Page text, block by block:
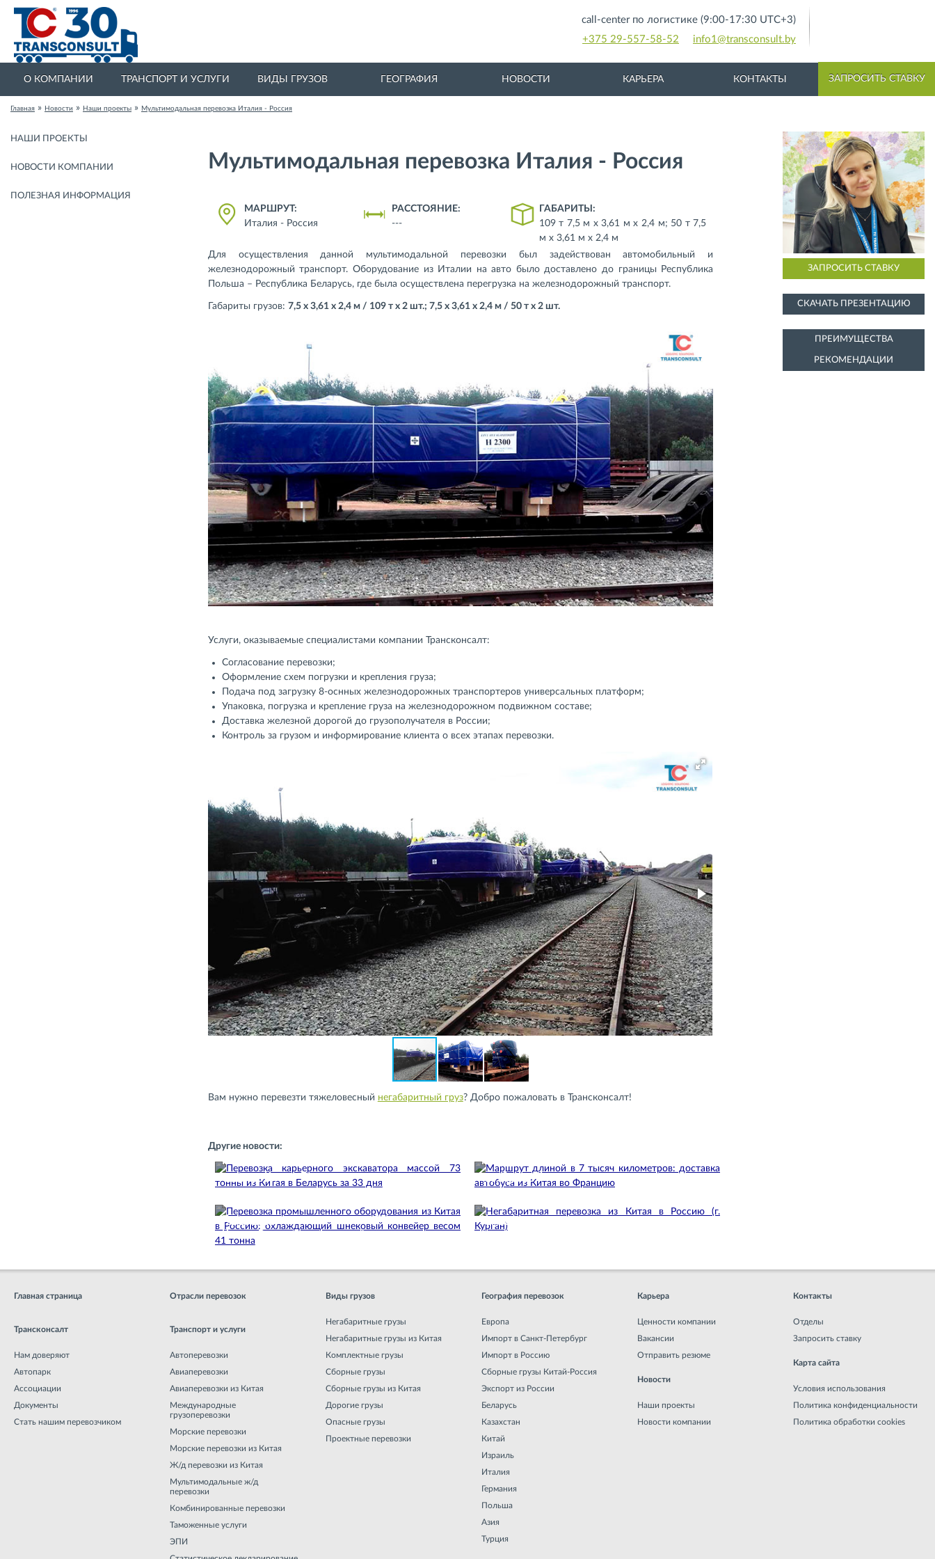
call-center по логистике (9:00-17:30 UTC+3)
+375 29-557-58-52
info1@transconsult.by
О КОМПАНИИ ТРАНСПОРТ И УСЛУГИ ВИДЫ ГРУЗОВ ГЕОГРАФИЯ НОВОСТИ КАРЬЕРА КОНТАКТЫ ЗАПРОСИТЬ СТАВКУ
Главная » Новости » Наши проекты » Мультимодальная перевозка Италия - Россия
НАШИ ПРОЕКТЫ
НОВОСТИ КОМПАНИИ
ПОЛЕЗНАЯ ИНФОРМАЦИЯ
Мультимодальная перевозка Италия - Россия
МАРШРУТ:
Италия - Россия
РАССТОЯНИЕ:
---
ГАБАРИТЫ:
109 т 7,5 м х 3,61 м х 2,4 м; 50 т 7,5
м х 3,61 м х 2,4 м
Для осуществления данной мультимодальной перевозки был задействован автомобильный и
железнодорожный транспорт. Оборудование из Италии на авто было доставлено до границы Республика
Польша – Республика Беларусь, где была осуществлена перегрузка на железнодорожный транспорт.
Габариты грузов: 7,5 х 3,61 х 2,4 м / 109 т х 2 шт.; 7,5 х 3,61 х 2,4 м / 50 т х 2 шт.
Услуги, оказываемые специалистами компании Трансконсалт:
Согласование перевозки;
Оформление схем погрузки и крепления груза;
Подача под загрузку 8-оснных железнодорожных транспортеров универсальных платформ;
Упаковка, погрузка и крепление груза на железнодорожном подвижном составе;
Доставка железной дорогой до грузополучателя в России;
Контроль за грузом и информирование клиента о всех этапах перевозки.
Вам нужно перевезти тяжеловесный негабаритный груз? Добро пожаловать в Трансконсалт!
Другие новости:
22.07.2026
Перевозка карьерного экскаватора массой 73
тонны из Китая в Беларусь…
16.06.2026
Маршрут длиной в 7 тысяч километров: доставка
автобуса из Китая…
22.10.2025
Перевозка промышленного оборудования из
Китая в Россию: охлаждающий…
19.02.2024
Негабаритная перевозка из Китая в Россию (г.
Курган)
ЗАПРОСИТЬ СТАВКУ
СКАЧАТЬ ПРЕЗЕНТАЦИЮ
ПРЕИМУЩЕСТВА
РЕКОМЕНДАЦИИ
Главная страница
Трансконсалт
Нам доверяют
Автопарк
Ассоциации
Документы
Стать нашим перевозчиком
Отрасли перевозок
Транспорт и услуги
Автоперевозки
Авиаперевозки
Авиаперевозки из Китая
Международные
грузоперевозки
Морские перевозки
Морские перевозки из Китая
Ж/д перевозки из Китая
Мультимодальные ж/д
перевозки
Комбинированные перевозки
Таможенные услуги
ЭПИ
Виды грузов
Негабаритные грузы
Негабаритные грузы из Китая
Комплектные грузы
Сборные грузы
Сборные грузы из Китая
Дорогие грузы
Опасные грузы
Проектные перевозки
География перевозок
Европа
Импорт в Санкт-Петербург
Импорт в Россию
Сборные грузы Китай-Россия
Экспорт из России
Беларусь
Казахстан
Китай
Израиль
Италия
Германия
Польша
Азия
Турция
Карьера
Ценности компании
Вакансии
Отправить резюме
Новости
Наши проекты
Новости компании
Контакты
Отделы
Запросить ставку
Карта сайта
Условия использования
Политика конфиденциальности
Политика обработки cookies